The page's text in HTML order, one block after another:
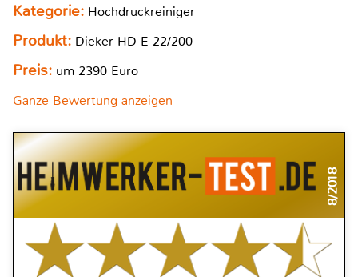
Kategorie: Hochdruckreiniger
Produkt: Dieker HD-E 22/200
Preis: um 2390 Euro
Ganze Bewertung anzeigen
8/2018